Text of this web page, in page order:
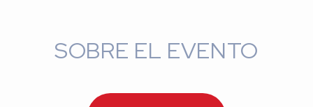
SOBRE EL EVENTO